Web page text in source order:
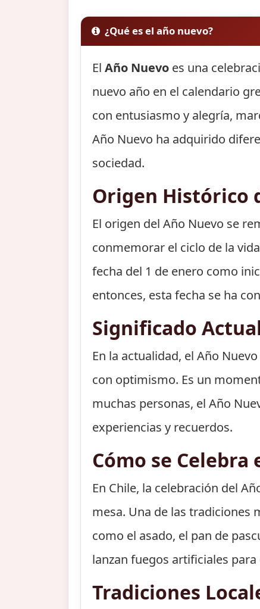
¿Qué es el año nuevo?
ElAño Nuevo es una
nuevo año en el calendario
con entusiasmo y alegría,
Año Nuevo ha adquirido
sociedad.
Origen Histórico
El origen del Año Nuevo se
conmemorar el ciclo de la
fecha del 1 de enero como
entonces, esta fecha se ha
Significado
En la actualidad, el Año
con optimismo. Es un
muchas personas, el Año
experiencias y recuerdos.
Cómo se Celebra
En Chile, la celebración del
mesa. Una de las tradiciones
como el asado, el pan de
lanzan fuegos artificiales
Tradiciones